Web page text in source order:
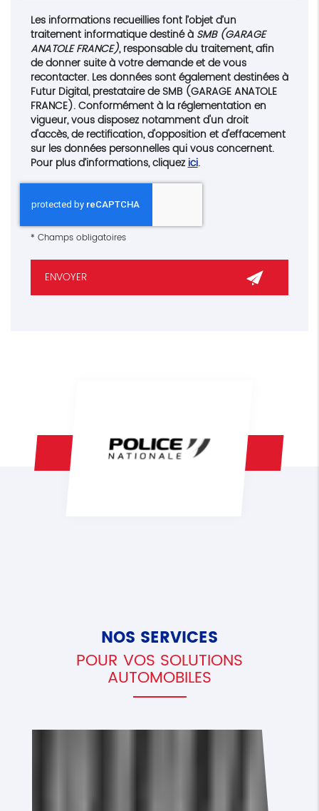
Les informations recueillies font l’objet d’un
traitement informatique destiné àSMB (GARAGE
ANATOLE FRANCE), responsable du traitement, afin
de donner suite à votre demande et de vous
recontacter. Les données sont également destinées à
Futur Digital, prestataire de SMB (GARAGE ANATOLE
FRANCE). Conformément à la réglementation en
vigueur, vous disposez notamment d'un droit
d'accès, de rectification, d'opposition et d'effacement
sur les données personnelles qui vous concernent.
Pour plus d’informations, cliquezici.
* Champs obligatoires
NOS SERVICES
POUR VOS SOLUTIONS
AUTOMOBILES